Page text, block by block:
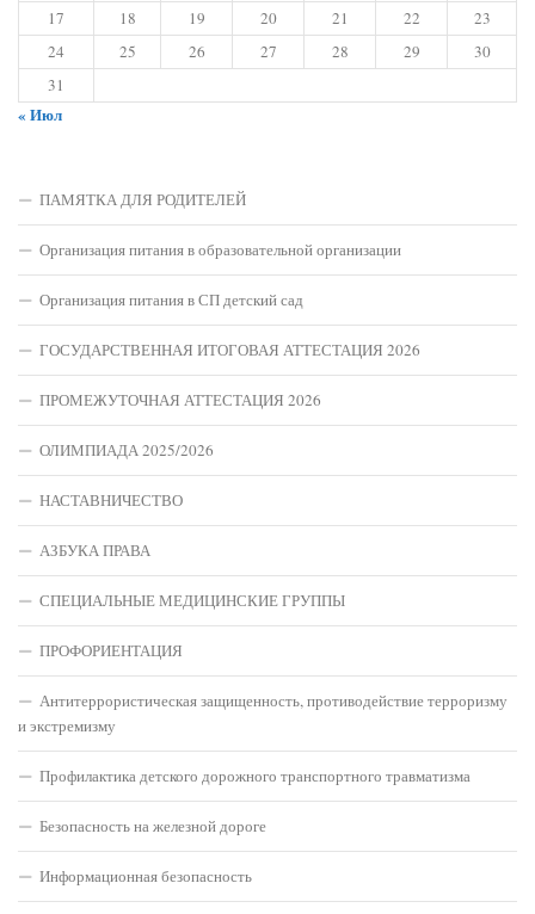
17
18 19 20 21 22
23
24
25 26 27 28 29
30
31
« Июл
ПАМЯТКА ДЛЯ РОДИТЕЛЕЙ
Организация питания в образовательной организации
Организация питания в СП детский сад
ГОСУДАРСТВЕННАЯ ИТОГОВАЯ АТТЕСТАЦИЯ 2026
ПРОМЕЖУТОЧНАЯ АТТЕСТАЦИЯ 2026
ОЛИМПИАДА 2025/2026
НАСТАВНИЧЕСТВО
АЗБУКА ПРАВА
СПЕЦИАЛЬНЫЕ МЕДИЦИНСКИЕ ГРУППЫ
ПРОФОРИЕНТАЦИЯ
Антитеррористическая защищенность, противодействие терроризму
и экстремизму
Профилактика детского дорожного транспортного травматизма
Безопасность на железной дороге
Информационная безопасность